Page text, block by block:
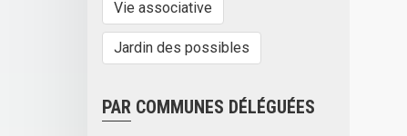
Vie associative
Jardin des possibles
PAR COMMUNES DÉLÉGUÉES